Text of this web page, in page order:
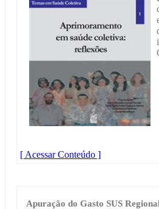
[ Acessar Conteúdo ]
Apuração do Gasto SUS